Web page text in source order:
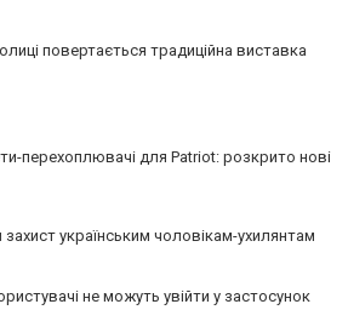
повертається традиційна виставка
перехоплювачі для Patriot: розкрито нові
українським чоловікам-ухилянтам
не можуть увійти у застосунок